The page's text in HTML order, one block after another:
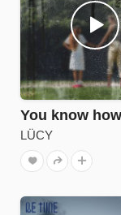
You know how
LÜCY